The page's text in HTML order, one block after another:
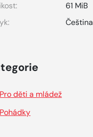
61 MiB
Čeština
Pro děti a mládež
Pohádky